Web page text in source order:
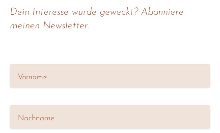
Dein Interesse wurde geweckt? Abonniere
meinen Newsletter.
Vorname
Nachname